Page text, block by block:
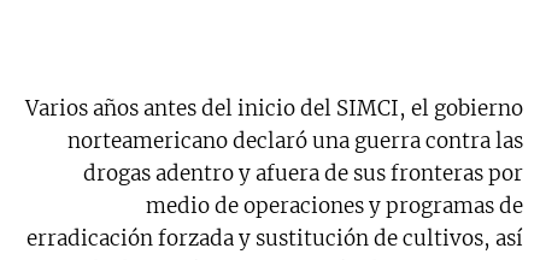
Varios años antes del inicio del SIMCI, el gobierno
norteamericano declaró una guerra contra las
drogas adentro y afuera de sus fronteras por
medio de operaciones y programas de
erradicación forzada y sustitución de cultivos, así